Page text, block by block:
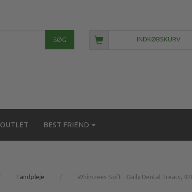
SØG INDKØBSKURV
OUTLET BEST FRIEND
Tandpleje Whimzees Soft - Daily Dental Treats,